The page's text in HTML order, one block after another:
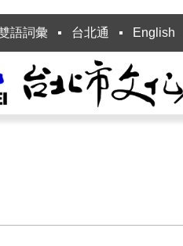
語詞彙 台北通 English